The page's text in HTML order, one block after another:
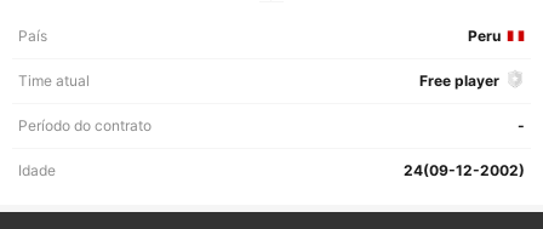
País Peru
Time atual Free player
Período do contrato -
Idade 24(09-12-2002)